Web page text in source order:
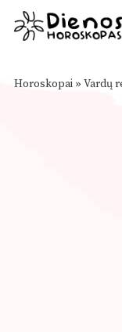
Horoskopai » Vardų